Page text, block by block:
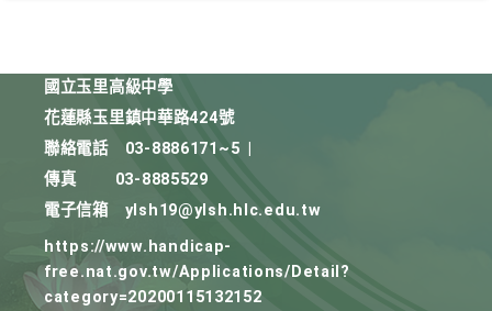
國立玉里高級中學
花蓮縣玉里鎮中華路424號
聯絡電話
03-8886171~5
傳真
03-8885529
電子信箱
ylsh19@ylsh.hlc.edu.tw
https://www.handicap-
free.nat.gov.tw/Applications/Detail?
category=20200115132152